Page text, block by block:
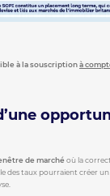
à la souscriptionà
de marchéoù la
des taux pourraient créer